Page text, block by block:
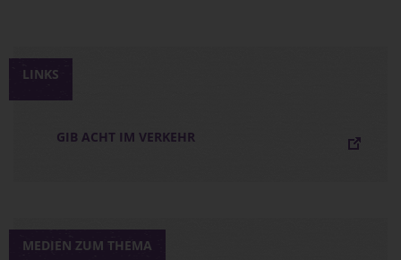
LINKS
GIB ACHT IM VERKEHR
MEDIEN ZUM THEMA